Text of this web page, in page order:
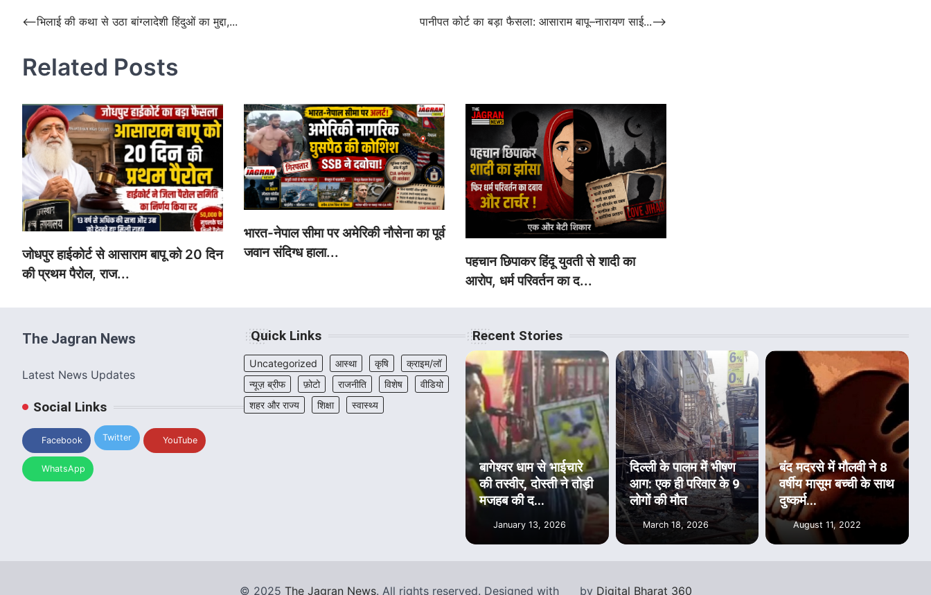
Post
⟵भिलाई की कथा से उठा बांग्लादेशी हिंदुओं का मुद्दा,... पानीपत कोर्ट का बड़ा फैसला: आसाराम बापू–नारायण साई...⟶
Related Posts
जोधपुर हाईकोर्ट से आसाराम बापू को 20 दिन
की प्रथम पैरोल, राज...
भारत-नेपाल सीमा पर अमेरिकी नौसेना का पूर्व
जवान संदिग्ध हाला...
पहचान छिपाकर हिंदू युवती से शादी का
आरोप, धर्म परिवर्तन का द...
The Jagran News
Latest News Updates
Social Links
Facebook Twitter YouTube
WhatsApp
Quick Links
Uncategorized आस्था कृषि
क्राइम/लॉ
न्यूज़ ब्रीफ
फ़ोटो राजनीति विशेष
वीडियो
शहर और राज्य
शिक्षा स्वास्थ्य
Recent Stories
बागेश्वर धाम से भाईचारे
की तस्वीर, दोस्ती ने तोड़ी
मजहब की द...
January 13, 2026
दिल्ली के पालम में भीषण
आग: एक ही परिवार के 9
लोगों की मौत
March 18, 2026
बंद मदरसे में मौलवी ने 8
वर्षीय मासूम बच्ची के साथ
दुष्कर्म...
August 11, 2022
© 2025 The Jagran News. All rights reserved. Designed with by Digital Bharat 360